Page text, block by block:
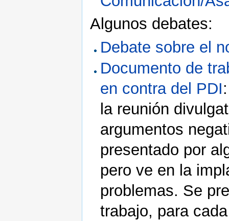
Algunos debates:
Debate sobre el
Documento de
en contra del PDI
la reunión
argumentos
presentado por
pero ve en la
problemas. Se
trabajo, para